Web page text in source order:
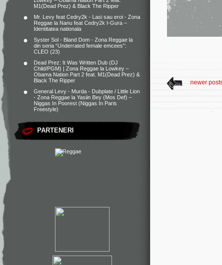
M1(Dead Prez) & Black The Ripper
Mr. Levy feat Cedry2k - Lasi sau eroi - Zona
Reggae la Nanu feat Cedry2k I-Gura –
Identitatea nationala
Syster Sol - Bland Dom - Zona Reggae la
din seria “Underrated female emcees”:
CLEO (23)
Dead Prez: It Was Written Dub (DJ
Child/PGM) | Zona Reggae la Lowkey –
Obama Nation Part 2 feat. M1(Dead Prez) &
Black The Ripper
General Levy - Murda - Dubplate / Little Lion
- Zona Reggae la Yasiin Bey (Mos Def) –
Niggas In Poorest (Niggas In Paris
Freestyle)
PARTENERI
newer